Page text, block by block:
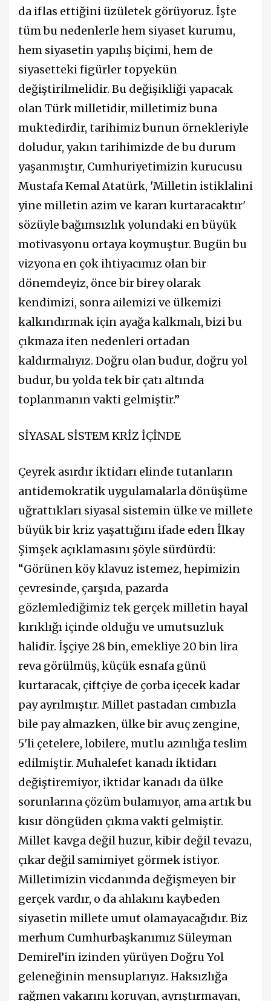
da iflas ettiğini üzületek görüyoruz. İşte
tüm bu nedenlerle hem siyaset kurumu,
hem siyasetin yapılış biçimi, hem de
siyasetteki figürler topyekün
değiştirilmelidir. Bu değişikliği yapacak
olan Türk milletidir, milletimiz buna
muktedirdir, tarihimiz bunun örnekleriyle
doludur, yakın tarihimizde de bu durum
yaşanmıştır, Cumhuriyetimizin kurucusu
Mustafa Kemal Atatürk, 'Milletin istiklalini
yine milletin azim ve kararı kurtaracaktır'
sözüyle bağımsızlık yolundaki en büyük
motivasyonu ortaya koymuştur. Bugün bu
vizyona en çok ihtiyacımız olan bir
dönemdeyiz, önce bir birey olarak
kendimizi, sonra ailemizi ve ülkemizi
kalkındırmak için ayağa kalkmalı, bizi bu
çıkmaza iten nedenleri ortadan
kaldırmalıyız. Doğru olan budur, doğru yol
budur, bu yolda tek bir çatı altında
toplanmanın vakti gelmiştir.”
SİYASAL SİSTEM KRİZ İÇİNDE
Çeyrek asırdır iktidarı elinde tutanların
antidemokratik uygulamalarla dönüşüme
uğrattıkları siyasal sistemin ülke ve millete
büyük bir kriz yaşattığını ifade eden İlkay
Şimşek açıklamasını şöyle sürdürdü:
“Görünen köy klavuz istemez, hepimizin
çevresinde, çarşıda, pazarda
gözlemlediğimiz tek gerçek milletin hayal
kırıklığı içinde olduğu ve umutsuzluk
halidir. İşçiye 28 bin, emekliye 20 bin lira
reva görülmüş, küçük esnafa günü
kurtaracak, çiftçiye de çorba içecek kadar
pay ayrılmıştır. Millet pastadan cımbızla
bile pay almazken, ülke bir avuç zengine,
5'li çetelere, lobilere, mutlu azınlığa teslim
edilmiştir. Muhalefet kanadı iktidarı
değiştiremiyor, iktidar kanadı da ülke
sorunlarına çözüm bulamıyor, ama artık bu
kısır döngüden çıkma vakti gelmiştir.
Millet kavga değil huzur, kibir değil tevazu,
çıkar değil samimiyet görmek istiyor.
Milletimizin vicdanında değişmeyen bir
gerçek vardır, o da ahlakını kaybeden
siyasetin millete umut olamayacağıdır. Biz
merhum Cumhurbaşkanımız Süleyman
Demirel’in izinden yürüyen Doğru Yol
geleneğinin mensuplarıyız. Haksızlığa
rağmen vakarını koruyan, ayrıştırmayan,